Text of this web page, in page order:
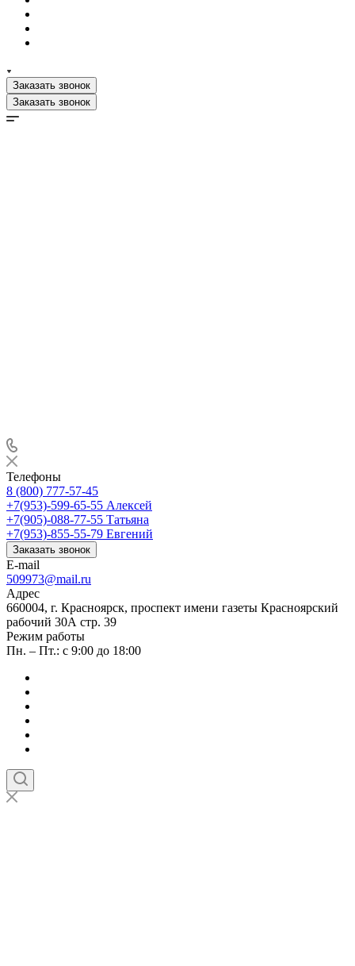
Заказать звонок
Заказать звонок
Телефоны
8 (800) 777-57-45
+7(953)-599-65-55 Алексей
+7(905)-088-77-55 Татьяна
+7(953)-855-55-79 Евгений
Заказать звонок
E-mail
509973@mail.ru
Адрес
660004, г. Красноярск, проспект имени газеты Красноярский
рабочий 30А стр. 39
Режим работы
Пн. – Пт.: с 9:00 до 18:00